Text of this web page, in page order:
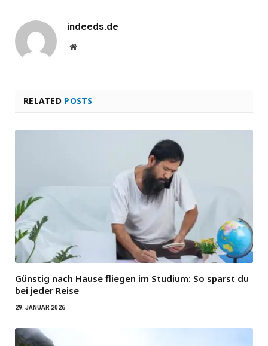
indeeds.de
Website
RELATED POSTS
Günstig nach Hause fliegen im Studium: So sparst du
bei jeder Reise
29. JANUAR 2026